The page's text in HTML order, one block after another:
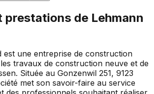
prestations de Lehmann
est une entreprise de construction
travaux de construction neuve et de
Située au Gonzenwil 251, 9123
met son savoir-faire au service